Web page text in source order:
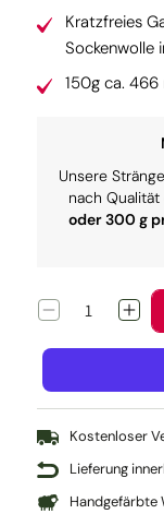
Kratzfreies
Sockenwolle
150g ca. 466
Unsere
nach
oder 300 g
Verringere
Twin:
Matsch
Kostenloser
Lieferung
Handgefärbte